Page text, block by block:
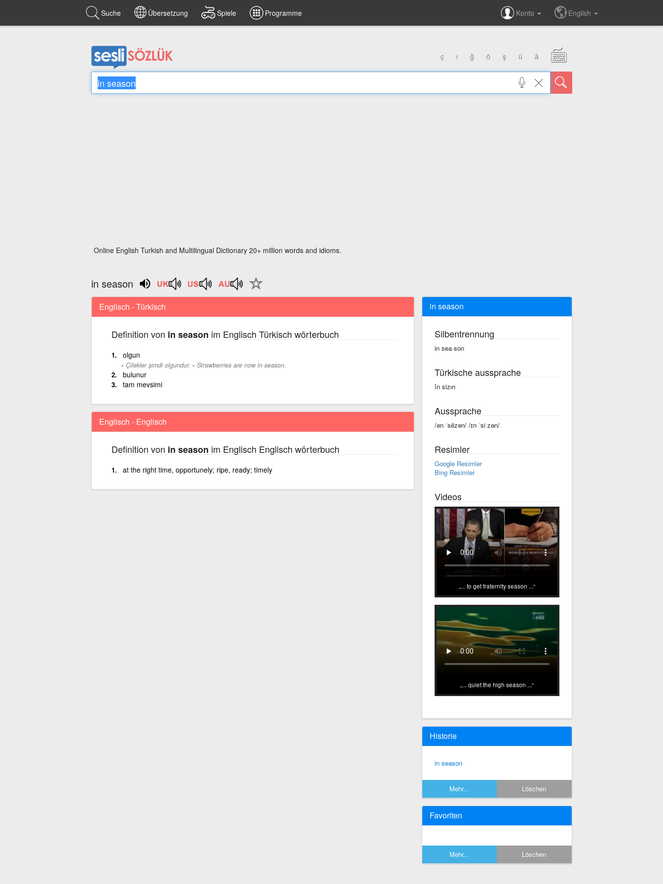
Suche Übersetzung Spiele Programme Konto English
ç ı ğ ö ş ü â
Online English Turkish and Multilingual Dictionary 20+ million words and idioms.
in season
Englisch - Türkisch
Definition von in season im Englisch Türkisch wörterbuch
olgun
Çilekler şimdi olgundur. - Strawberries are now in season.
bulunur
tam mevsimi
Englisch - Englisch
Definition von in season im Englisch Englisch wörterbuch
at the right time, opportunely; ripe, ready; timely
in season
Silbentrennung
in sea·son
Türkische aussprache
în sizın
Aussprache
/ən ˈsēzən/ /ɪn ˈsiːzən/
Resimler
Google Resimler
Bing Resimler
Videos
... to get fraternity season ...
... quiet the high season ...
Historie
in season
Mehr... Löschen
Favoriten
Mehr... Löschen